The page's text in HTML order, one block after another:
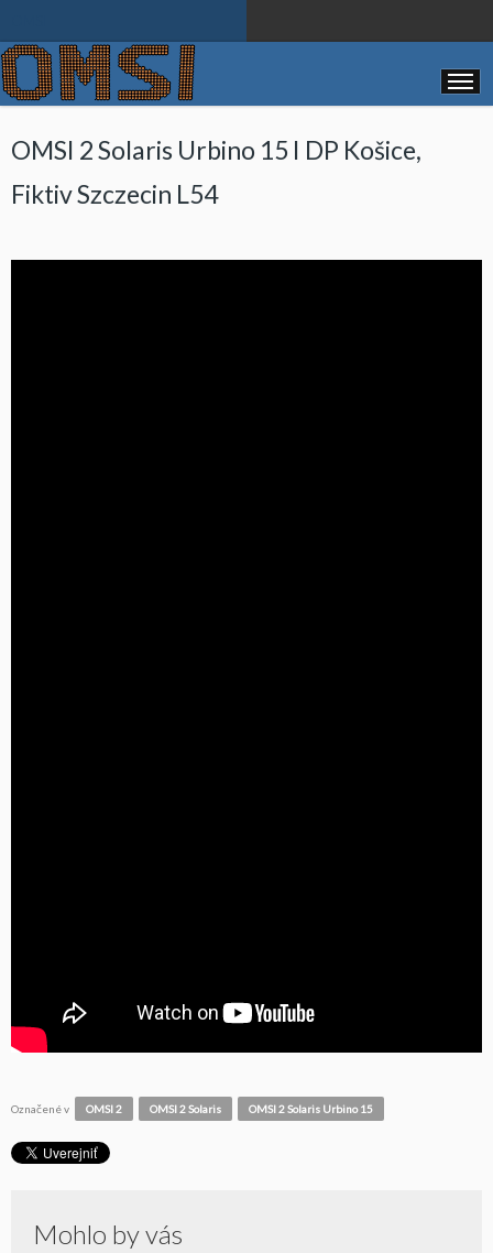
OMSI 2 Solaris Urbino 15 I DP Košice,
Fiktiv Szczecin L54
Označené v OMSI 2 OMSI 2 Solaris OMSI 2 Solaris Urbino 15
Mohlo by vás